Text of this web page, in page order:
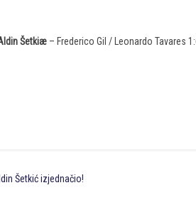
Šetkiæ – Frederico Gil / Leonardo Tavares
Šetkić izjednačio!